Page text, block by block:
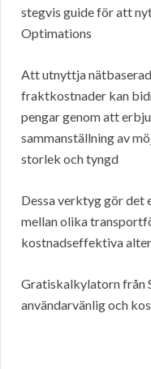
stegvis guide för att
Optimations
Att utnyttja
fraktkostnader kan
pengar genom att
sammanställning av
storlek och tyngd
Dessa verktyg gör
mellan olika
kostnadseffektiva
Gratiskalkylatorn från
användarvänlig och